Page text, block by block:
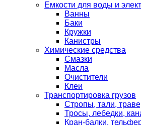
Емкости для воды и
Ванны
Баки
Кружки
Канистры
Химические средства
Смазки
Масла
Очистители
Клеи
Транспортировка грузов
Стропы, тали,
Тросы, лебедки,
Кран-балки,